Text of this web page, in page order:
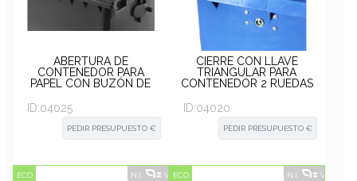
ABERTURA DE
CONTENEDOR PARA
PAPEL CON BUZÓN DE
ID:04025
PEDIR PRESUPUESTO €
CIERRE CON LLAVE
TRIANGULAR PARA
CONTENEDOR 2 RUEDAS
ID:04020
PEDIR PRESUPUESTO €
ECO N.I. VER ALTERNATIVAS
ECO N.I. VER